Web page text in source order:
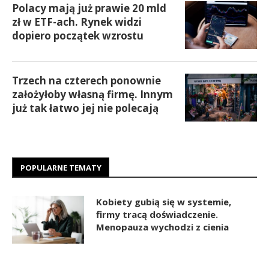
Polacy mają już prawie 20 mld
zł w ETF-ach. Rynek widzi
dopiero początek wzrostu
Trzech na czterech ponownie
założyłoby własną firmę. Innym
już tak łatwo jej nie polecają
POPULARNE TEMATY
Kobiety gubią się w systemie,
firmy tracą doświadczenie.
Menopauza wychodzi z cienia